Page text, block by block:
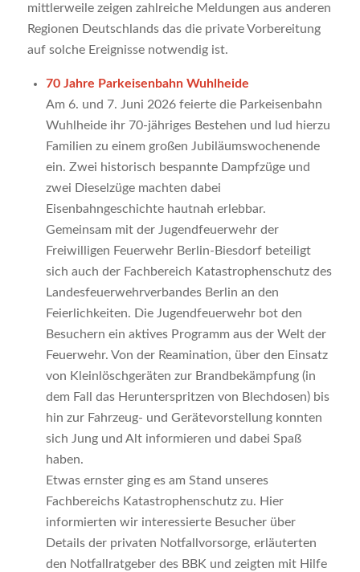
mittlerweile zeigen zahlreiche Meldungen aus anderen
Regionen Deutschlands das die private Vorbereitung
auf solche Ereignisse notwendig ist.
70 Jahre Parkeisenbahn Wuhlheide
Am 6. und 7. Juni 2026 feierte die Parkeisenbahn
Wuhlheide ihr 70-jähriges Bestehen und lud hierzu
Familien zu einem großen Jubiläumswochenende
ein. Zwei historisch bespannte Dampfzüge und
zwei Dieselzüge machten dabei
Eisenbahngeschichte hautnah erlebbar.
Gemeinsam mit der Jugendfeuerwehr der
Freiwilligen Feuerwehr Berlin-Biesdorf beteiligt
sich auch der Fachbereich Katastrophenschutz des
Landesfeuerwehrverbandes Berlin an den
Feierlichkeiten. Die Jugendfeuerwehr bot den
Besuchern ein aktives Programm aus der Welt der
Feuerwehr. Von der Reamination, über den Einsatz
von Kleinlöschgeräten zur Brandbekämpfung (in
dem Fall das Herunterspritzen von Blechdosen) bis
hin zur Fahrzeug- und Gerätevorstellung konnten
sich Jung und Alt informieren und dabei Spaß
haben.
Etwas ernster ging es am Stand unseres
Fachbereichs Katastrophenschutz zu. Hier
informierten wir interessierte Besucher über
Details der privaten Notfallvorsorge, erläuterten
den Notfallratgeber des BBK und zeigten mit Hilfe